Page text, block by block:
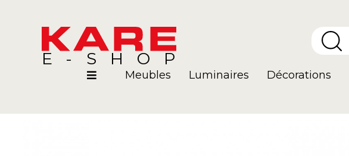
E-SHOP
Meubles Luminaires Décorations